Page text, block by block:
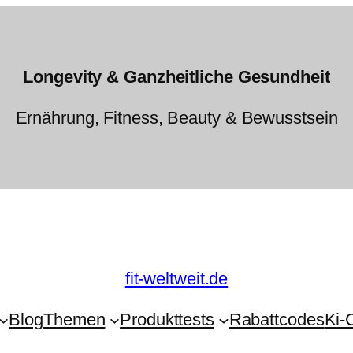
Longevity & Ganzheitliche Gesundheit
Ernährung, Fitness, Beauty & Bewusstsein
fit-weltweit.de
BlogThemen Produkttests RabattcodesKi-